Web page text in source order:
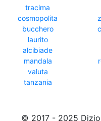
tracima
cosmopolita
bucchero
laurito
alcibiade
mandala
valuta
tanzania
© 2017 - 2025